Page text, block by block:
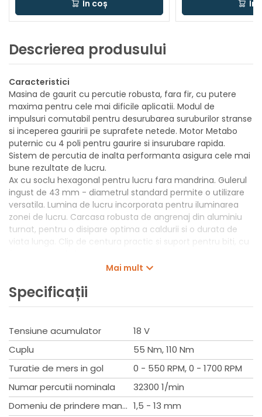
În coș În
Descrierea produsului
Caracteristici
Masina de gaurit cu percutie robusta, fara fir, cu putere
maxima pentru cele mai dificile aplicatii. Modul de
impulsuri comutabil pentru desurubarea suruburilor stranse
si inceperea gauririi pe suprafete netede. Motor Metabo
puternic cu 4 poli pentru gaurire si insurubare rapida.
Sistem de percutia de inalta performanta asigura cele mai
bune rezultate de lucru.
Ax cu soclu hexagonal pentru lucru fara mandrina. Gulerul
ingust de 43 mm - diametrul standard permite o utilizare
versatila. Lumina de lucru incorporata pentru iluminarea
zonei de lucru. Carcasa robusta de angrenaj din aluminiu
turnat, pentru o disipare optima a caldurii si o durata de
viata lunga. Clip de centura practic si suport pentru biti, cu
Cu metaBOX, o solutie inteligenta pentru transport si
Multe marci, un singur sistem de acumulatori: Acest produs
poate fi combinat cu toate pachetele de acumulatori de
alliance-systems.com.
Mai mult
Specificații
Tensiune acumulator
18 V
Cuplu
55 Nm, 110 Nm
Turatie de mers in gol
0 - 550 RPM, 0 - 1700 RPM
Numar percutii nominala
32300 1/min
Domeniu de prindere mandrina 1,5 - 13 mm